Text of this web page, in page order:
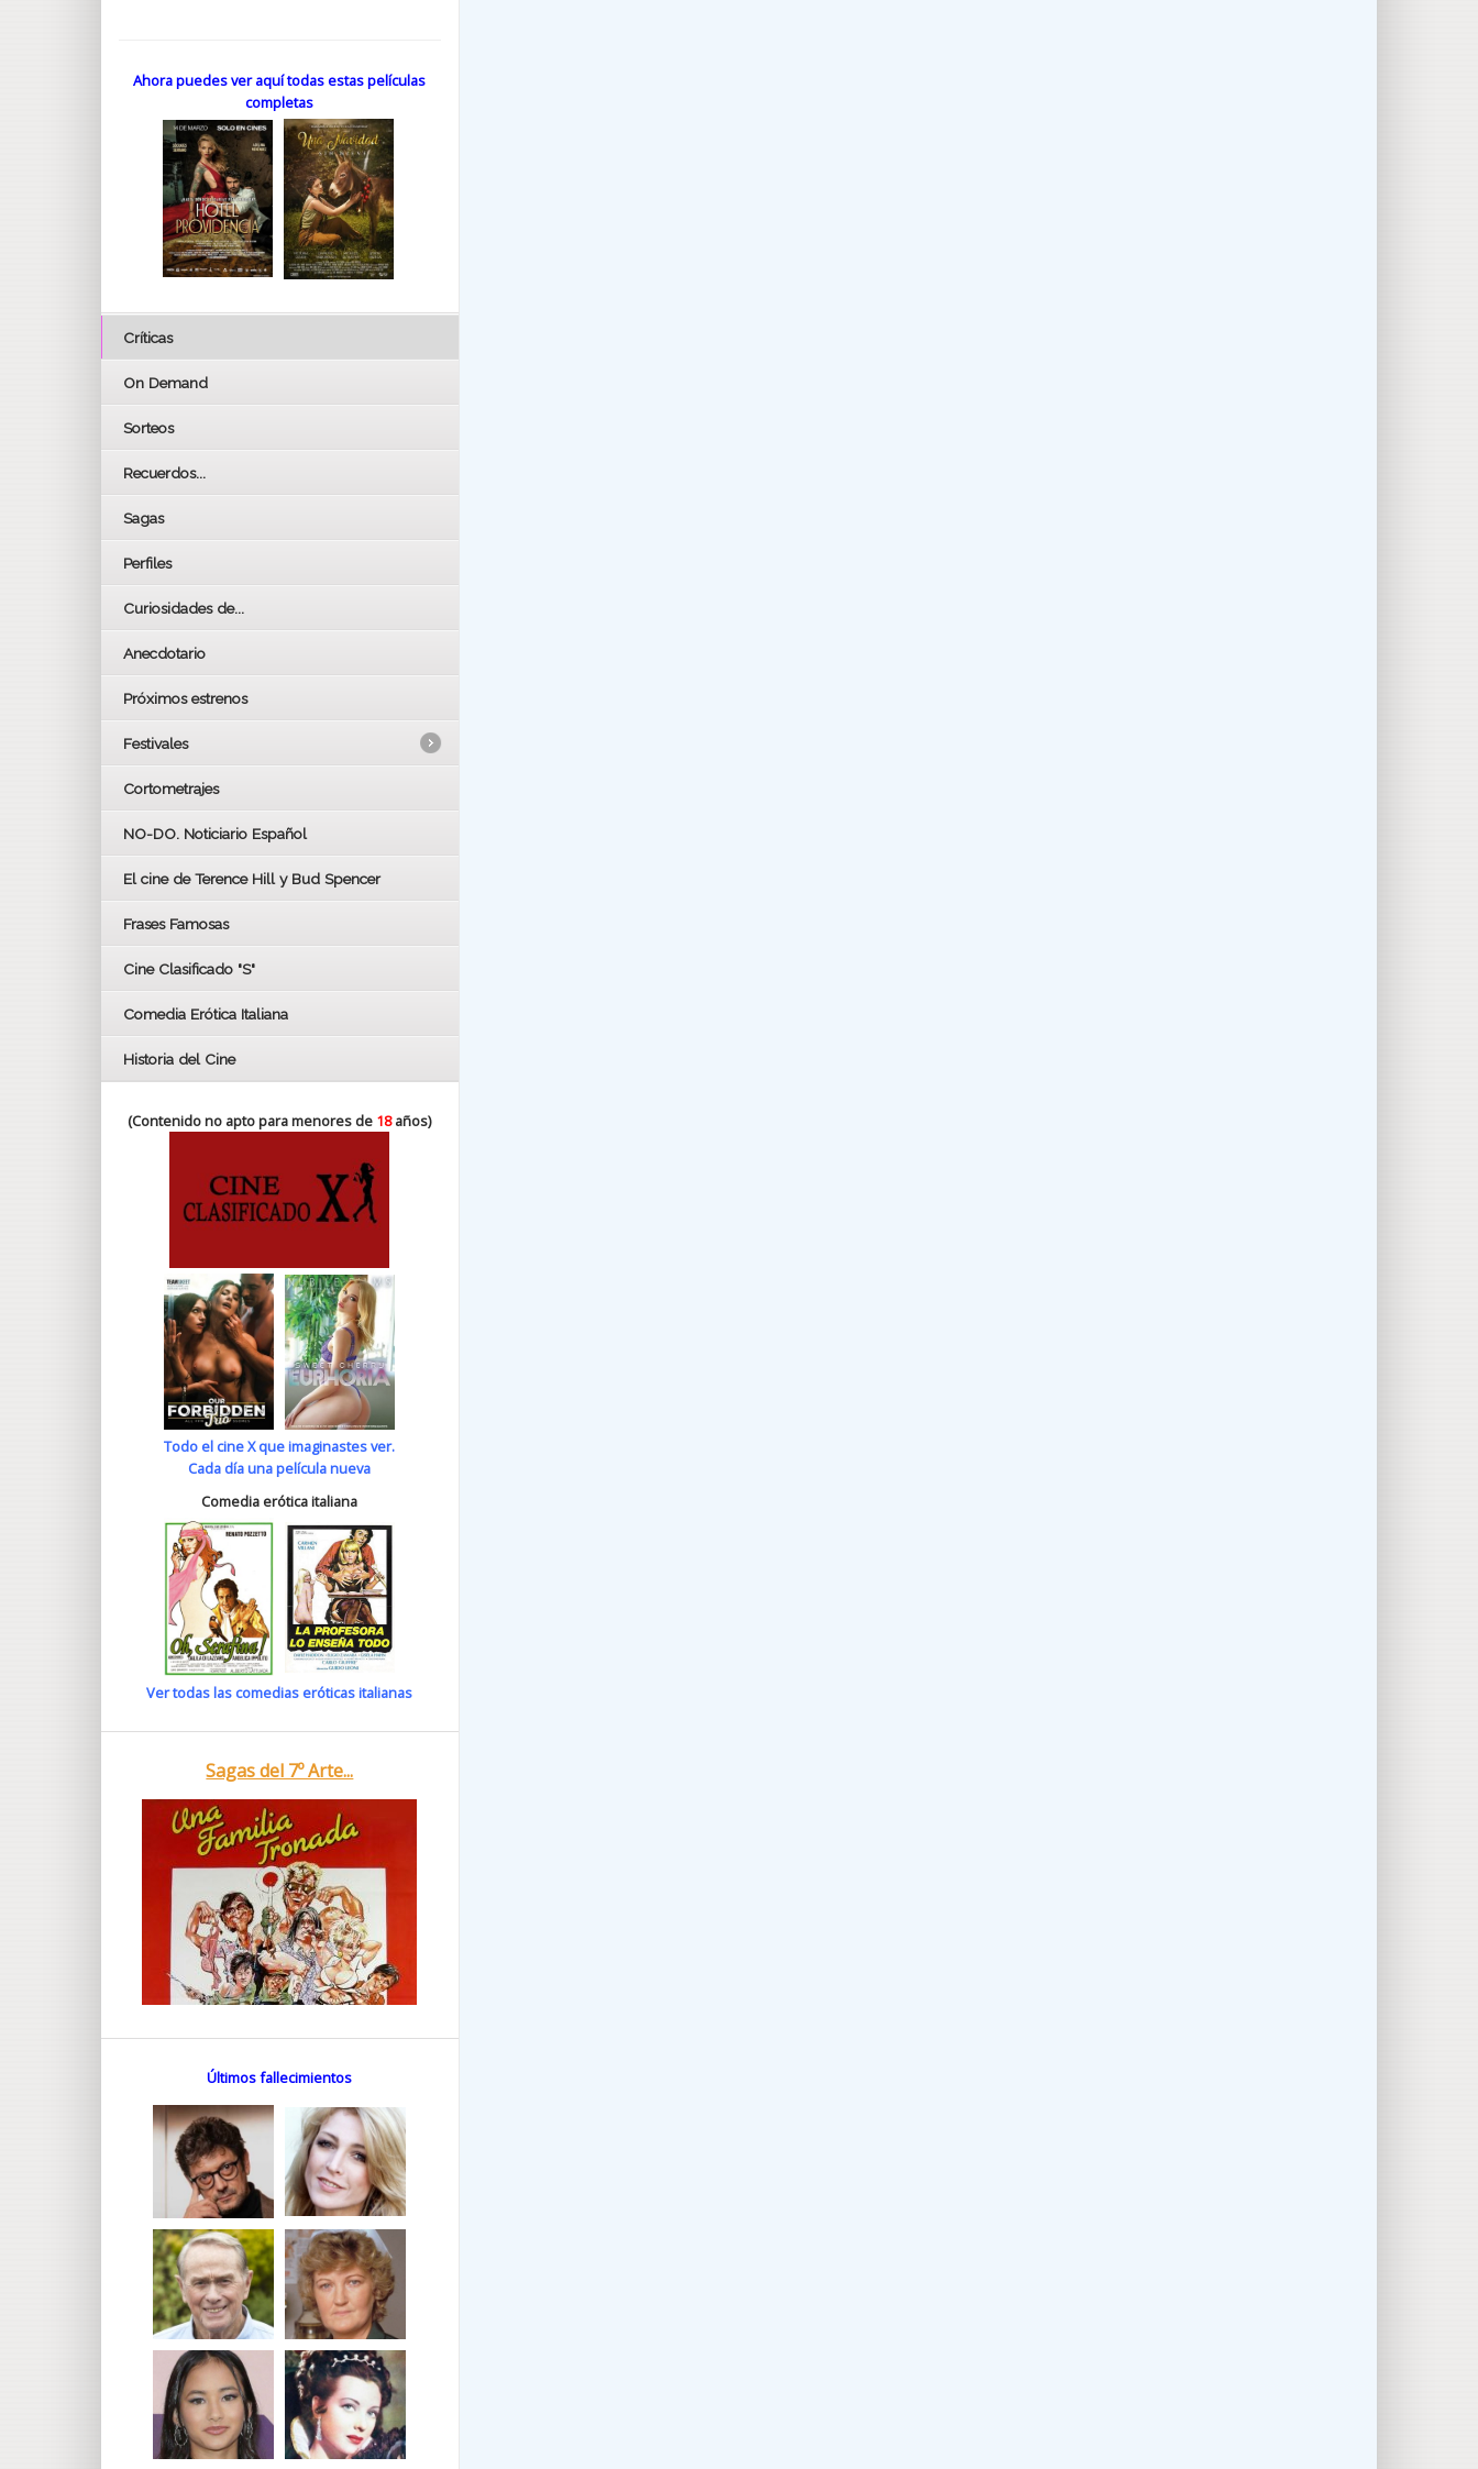
Ahora puedes ver aquí todas estas películas
completas
Críticas
On Demand
Sorteos
Recuerdos...
Sagas
Perfiles
Curiosidades de...
Anecdotario
Próximos estrenos
Festivales
LOS OSCARS
BAFTA
Cortometrajes
NO-DO. Noticiario Español
El cine de Terence Hill y Bud Spencer
Frases Famosas
Cine Clasificado "S"
Comedia Erótica Italiana
Historia del Cine
(Contenido no apto para menores de 18años)
Todo el cine X que imaginastes ver.
Cada día una película nueva
Comedia erótica italiana
Ver todas las comedias eróticas italianas
Sagas del 7º Arte...
Últimos fallecimientos